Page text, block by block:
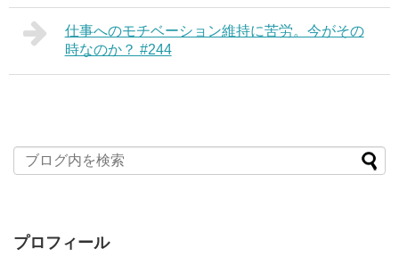
仕事へのモチベーション維持に苦労。今がその
時なのか？ #244
プロフィール